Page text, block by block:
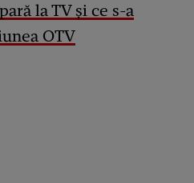
la TV și ce s-a
OTV